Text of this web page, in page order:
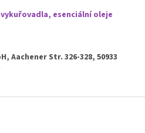
esenciální oleje
Aachener Str. 326-328, 50933